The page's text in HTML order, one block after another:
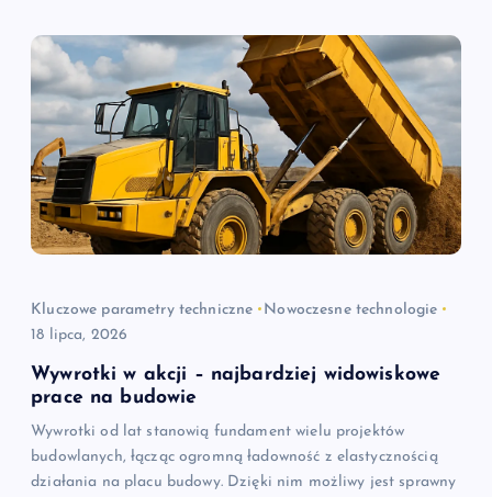
c
a
w
p
s
u
Kluczowe parametry techniczne
Nowoczesne technologie
18 lipca, 2026
Wywrotki w akcji – najbardziej widowiskowe
prace na budowie
Wywrotki od lat stanowią fundament wielu projektów
budowlanych, łącząc ogromną ładowność z elastycznością
działania na placu budowy. Dzięki nim możliwy jest sprawny